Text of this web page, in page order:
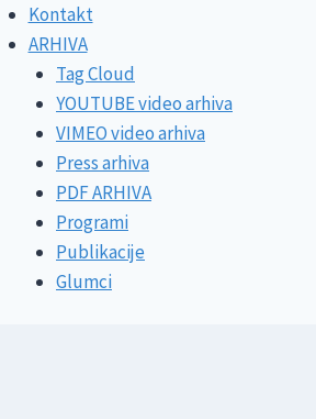
Kontakt
ARHIVA
Tag Cloud
YOUTUBE video arhiva
VIMEO video arhiva
Press arhiva
PDF ARHIVA
Programi
Publikacije
Glumci